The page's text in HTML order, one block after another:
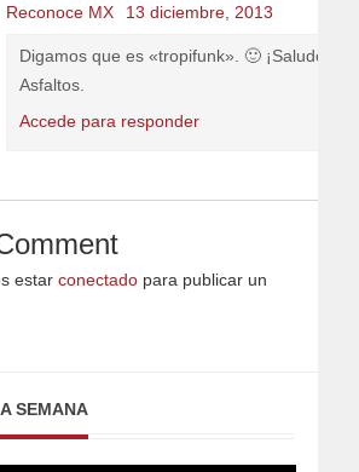
Reconoce MX 13 diciembre, 2013
Digamos que es «tropifunk». 🙂 ¡Saludos y
Asfaltos.
Accede para responder
estar conectado para publicar un
SEMANA